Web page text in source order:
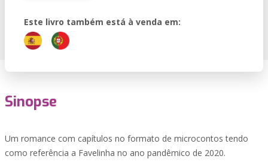
Este livro também está à venda em:
Sinopse
Um romance com capítulos no formato de microcontos tendo
como referência a Favelinha no ano pandêmico de 2020.